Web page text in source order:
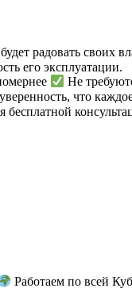
радовать своих
его
Не
что
⠀⠀ ⠀⠀ ⠀⠀ ⠀⠀ ⠀⠀ ⠀⠀
Работаем по всей